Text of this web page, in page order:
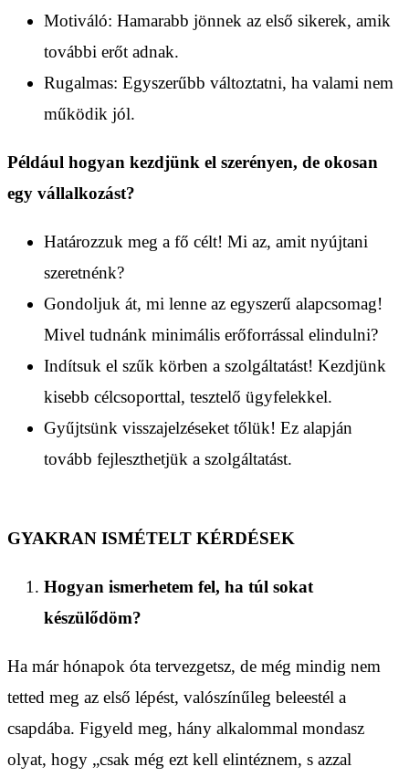
Motiváló: Hamarabb jönnek az első sikerek, amik
további erőt adnak.
Rugalmas: Egyszerűbb változtatni, ha valami nem
működik jól.
Például hogyan kezdjünk el szerényen, de okosan
egy vállalkozást?
Határozzuk meg a fő célt! Mi az, amit nyújtani
szeretnénk?
Gondoljuk át, mi lenne az egyszerű alapcsomag!
Mivel tudnánk minimális erőforrással elindulni?
Indítsuk el szűk körben a szolgáltatást! Kezdjünk
kisebb célcsoporttal, tesztelő ügyfelekkel.
Gyűjtsünk visszajelzéseket tőlük! Ez alapján
tovább fejleszthetjük a szolgáltatást.
GYAKRAN ISMÉTELT KÉRDÉSEK
Hogyan ismerhetem fel, ha túl sokat
készülődöm?
Ha már hónapok óta tervezgetsz, de még mindig nem
tetted meg az első lépést, valószínűleg beleestél a
csapdába. Figyeld meg, hány alkalommal mondasz
olyat, hogy „csak még ezt kell elintéznem, s azzal